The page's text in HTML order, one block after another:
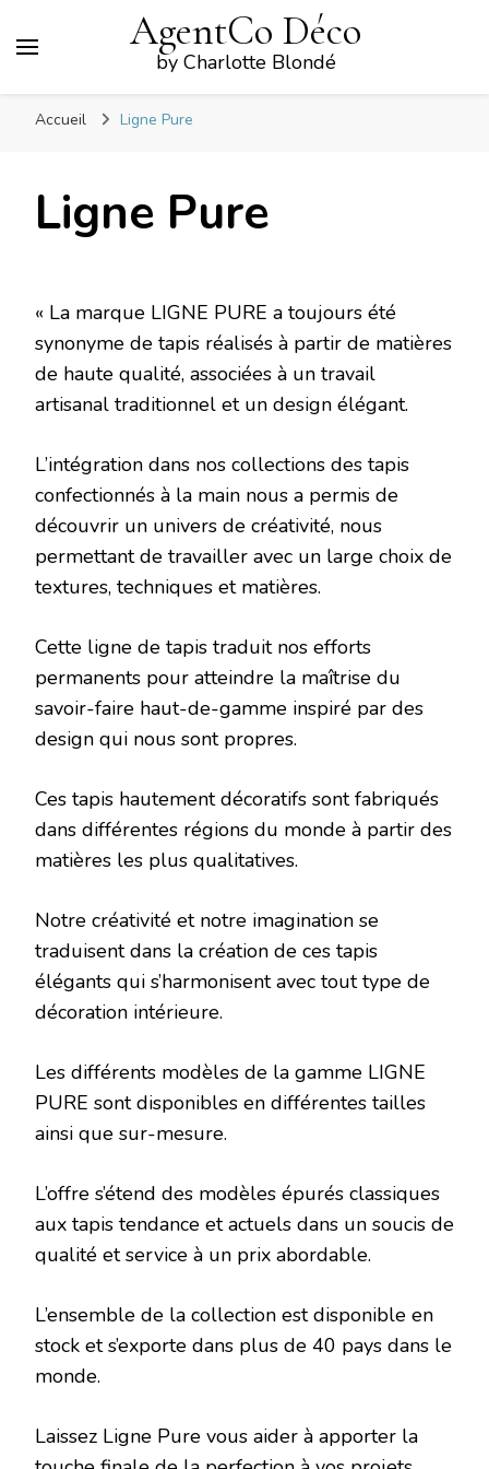
AgentCo Déco
by Charlotte Blondé
Accueil Ligne Pure
Ligne Pure
« La marque LIGNE PURE a toujours été
synonyme de tapis réalisés à partir de matières
de haute qualité, associées à un travail
artisanal traditionnel et un design élégant.
L’intégration dans nos collections des tapis
confectionnés à la main nous a permis de
découvrir un univers de créativité, nous
permettant de travailler avec un large choix de
textures, techniques et matières.
Cette ligne de tapis traduit nos efforts
permanents pour atteindre la maîtrise du
savoir-faire haut-de-gamme inspiré par des
design qui nous sont propres.
Ces tapis hautement décoratifs sont fabriqués
dans différentes régions du monde à partir des
matières les plus qualitatives.
Notre créativité et notre imagination se
traduisent dans la création de ces tapis
élégants qui s’harmonisent avec tout type de
décoration intérieure.
Les différents modèles de la gamme LIGNE
PURE sont disponibles en différentes tailles
ainsi que sur-mesure.
L’offre s’étend des modèles épurés classiques
aux tapis tendance et actuels dans un soucis de
qualité et service à un prix abordable.
L’ensemble de la collection est disponible en
stock et s’exporte dans plus de 40 pays dans le
monde.
Laissez Ligne Pure vous aider à apporter la